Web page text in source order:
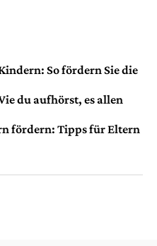
So fördern Sie die
du aufhörst, es allen
fördern: Tipps für Eltern